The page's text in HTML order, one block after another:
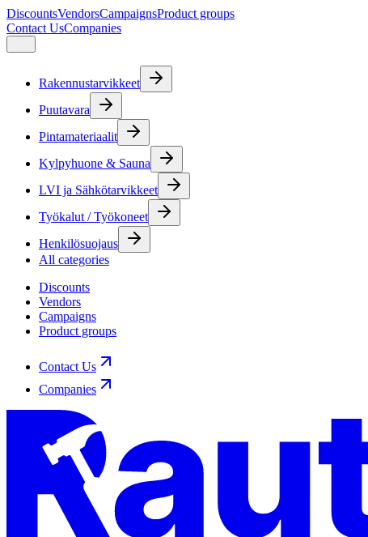
DiscountsVendorsCampaignsProduct groups
Contact UsCompanies
Rakennustarvikkeet
Puutavara
Pintamateriaalit
Kylpyhuone & Sauna
LVI ja Sähkötarvikkeet
Työkalut / Työkoneet
Henkilösuojaus
All categories
Discounts
Vendors
Campaigns
Product groups
Contact Us
Companies